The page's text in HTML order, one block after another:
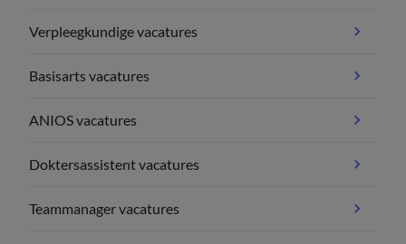
Verpleegkundige vacatures
Basisarts vacatures
ANIOS vacatures
Doktersassistent vacatures
Teammanager vacatures